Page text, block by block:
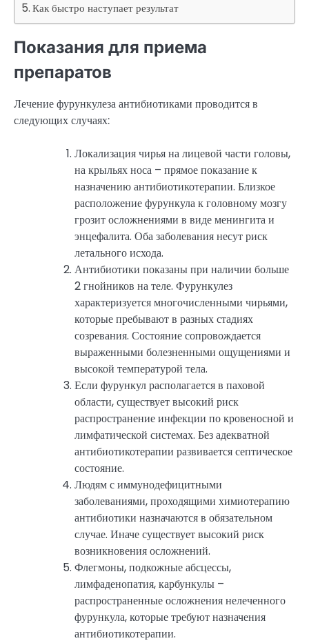
Как быстро наступает результат
Показания для приема
препаратов
Лечение фурункулеза антибиотиками проводится в
следующих случаях:
Локализация чирья на лицевой части головы,
на крыльях носа – прямое показание к
назначению антибиотикотерапии. Близкое
расположение фурункула к головному мозгу
грозит осложнениями в виде менингита и
энцефалита. Оба заболевания несут риск
летального исхода.
Антибиотики показаны при наличии больше
2 гнойников на теле. Фурункулез
характеризуется многочисленными чирьями,
которые пребывают в разных стадиях
созревания. Состояние сопровождается
выраженными болезненными ощущениями и
высокой температурой тела.
Если фурункул располагается в паховой
области, существует высокий риск
распространение инфекции по кровеносной и
лимфатической системах. Без адекватной
антибиотикотерапии развивается септическое
состояние.
Людям с иммунодефицитными
заболеваниями, проходящими химиотерапию
антибиотики назначаются в обязательном
случае. Иначе существует высокий риск
возникновения осложнений.
Флегмоны, подкожные абсцессы,
лимфаденопатия, карбункулы –
распространенные осложнения нелеченного
фурункула, которые требуют назначения
антибиотикотерапии.